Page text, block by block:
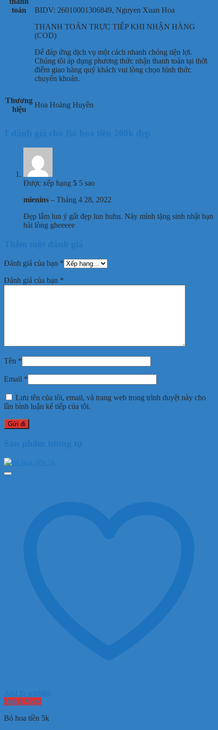
toán
BIDV: 26010001306849, Nguyen Xuan Hoa
THANH TOÁN TRỰC TIẾP KHI NHẬN HÀNG
(COD)
Để đáp ứng dịch vụ một cách nhanh chóng tiện lợi.
Chúng tôi áp dụng phương thức nhận thanh toán tại thời
điểm giao hàng quý khách vui lòng chọn hình thức
chuyển khoản.
Thương
hiệu
Hoa Hoàng Huyền
Được xếp hạng 5 5 sao
mienins – Tháng 4 28, 2022
Đẹp lắm lun ý gất đẹp lun huhu. Này mình tặng sinh nhật bạn
hài lòng gheeeee
Đánh giá của bạn *
Đánh giá của bạn *
Tên *
Email *
Lưu tên của tôi, email, và trang web trong trình duyệt này cho
lần bình luận kế tiếp của tôi.
Quick View
Bó hoa tiền 5k